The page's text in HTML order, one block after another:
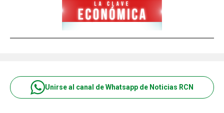
Unirse al canal de Whatsapp de Noticias RCN